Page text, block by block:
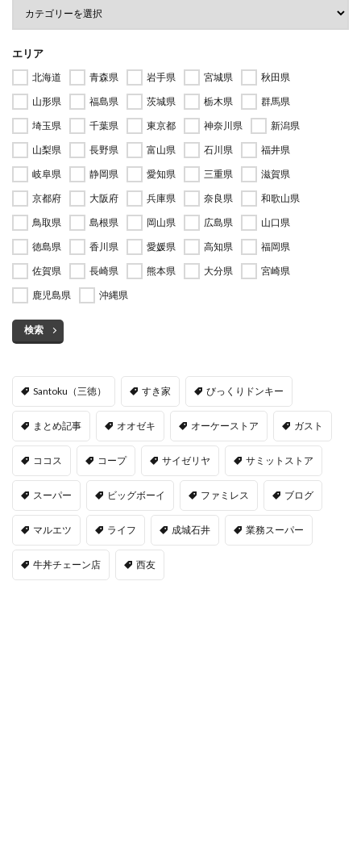
エリア
北海道 青森県 岩手県 宮城県
秋田県
山形県
福島県 茨城県 栃木県
群馬県
埼玉県
千葉県 東京都 神奈川県
新潟県
山梨県
長野県 富山県 石川県
福井県
岐阜県
静岡県 愛知県 三重県
滋賀県
京都府
大阪府 兵庫県 奈良県
和歌山県
鳥取県
島根県 岡山県 広島県
山口県
徳島県
香川県 愛媛県 高知県
福岡県
佐賀県
長崎県 熊本県 大分県
宮崎県
鹿児島県
沖縄県
検索
Santoku（三徳） すき家 びっくりドンキー
まとめ記事 オオゼキ オーケーストア ガスト
ココス コープ サイゼリヤ サミットストア
スーパー ビッグボーイ ファミレス ブログ
マルエツ ライフ 成城石井 業務スーパー
牛丼チェーン店 西友